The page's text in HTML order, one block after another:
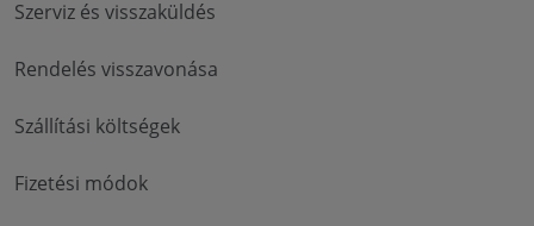
Szerviz és visszaküldés
Rendelés visszavonása
Szállítási költségek
Fizetési módok